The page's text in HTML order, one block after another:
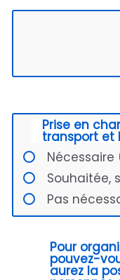
Prise en
transport et
Nécessaire
Souhaitée,
Pas
Pour
pouvez-
aurez la